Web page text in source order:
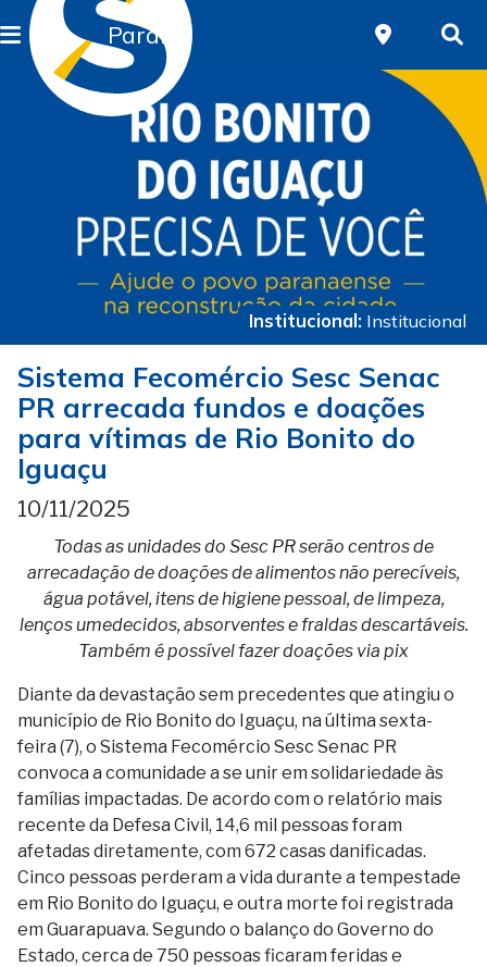
Paraná
Institucional: Institucional
Sistema Fecomércio Sesc Senac
PR arrecada fundos e doações
para vítimas de Rio Bonito do
Iguaçu
10/11/2025
Todas as unidades do Sesc PR serão centros de
arrecadação de doações de alimentos não perecíveis,
água potável, itens de higiene pessoal, de limpeza,
lenços umedecidos, absorventes e fraldas descartáveis.
Também é possível fazer doações via pix
Diante da devastação sem precedentes que atingiu o
município de Rio Bonito do Iguaçu, na última sexta-
feira (7), o Sistema Fecomércio Sesc Senac PR
convoca a comunidade a se unir em solidariedade às
famílias impactadas. De acordo com o relatório mais
recente da Defesa Civil, 14,6 mil pessoas foram
afetadas diretamente, com 672 casas danificadas.
Cinco pessoas perderam a vida durante a tempestade
em Rio Bonito do Iguaçu, e outra morte foi registrada
em Guarapuava. Segundo o balanço do Governo do
Estado, cerca de 750 pessoas ficaram feridas e